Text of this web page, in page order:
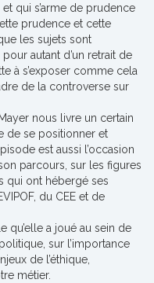
qui s’arme de prudence
prudence et cette
les sujets sont
autant d’un retrait de
à s’exposer comme cela
de la controverse sur
nous livre un certain
de se positionner et
est aussi l’occasion
parcours, sur les figures
qui ont hébergé ses
du CEE et de
qu’elle a joué au sein de
sur l’importance
de l’éthique,
métier.